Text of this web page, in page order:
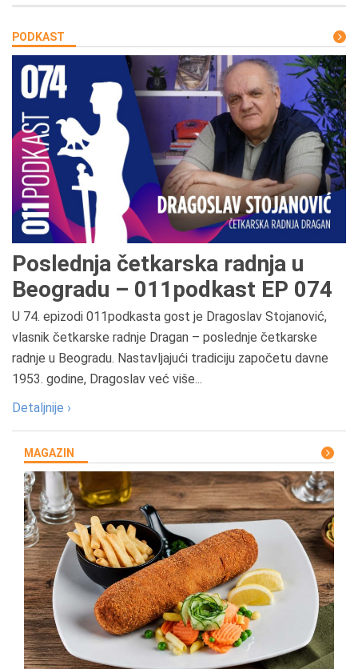
PODKAST
Poslednja četkarska radnja u
Beogradu – 011podkast EP 074
U 74. epizodi 011podkasta gost je Dragoslav Stojanović,
vlasnik četkarske radnje Dragan – poslednje četkarske
radnje u Beogradu. Nastavljajući tradiciju započetu davne
1953. godine, Dragoslav već više...
Detaljnije ›
MAGAZIN